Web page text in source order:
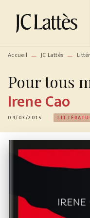
MENU
PIED DE PAGE
Accueil — JC Lattès —
Pour tous
Irene Cao
04/03/2015